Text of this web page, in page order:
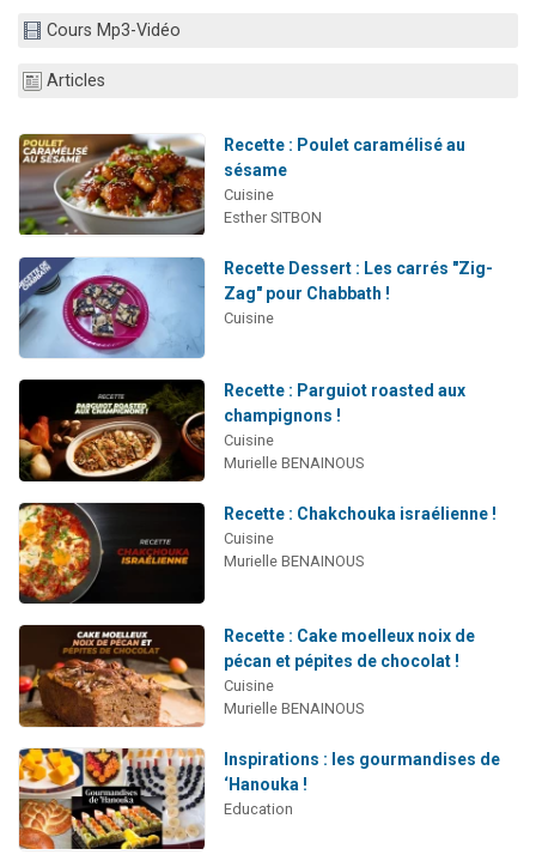
Cours Mp3-Vidéo
Articles
Recette : Poulet caramélisé au
sésame
Cuisine
Esther SITBON
Recette Dessert : Les carrés "Zig-
Zag" pour Chabbath !
Cuisine
Recette : Parguiot roasted aux
champignons !
Cuisine
Murielle BENAINOUS
Recette : Chakchouka israélienne !
Cuisine
Murielle BENAINOUS
Recette : Cake moelleux noix de
pécan et pépites de chocolat !
Cuisine
Murielle BENAINOUS
Inspirations : les gourmandises de
‘Hanouka !
Education